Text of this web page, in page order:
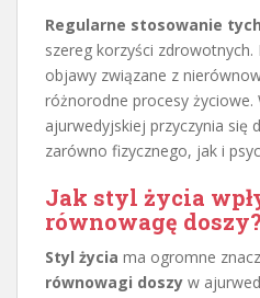
Regularne stosowanie
szereg korzyści zdrowotnych.
objawy związane z
różnorodne procesy życiowe.
ajurwedyjskiej przyczynia się
zarówno fizycznego, jak i
Jak styl życia
równowagę doszy?
Styl życia ma ogromne
równowagi doszy w